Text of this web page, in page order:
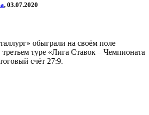
, 03.07.2020
обыграли на своём поле
туре «Лига Ставок – Чемпионата
счёт 27:9.